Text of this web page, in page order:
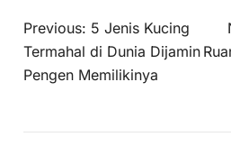
Previous: 5 Jenis Kucing
Termahal di Dunia Dijamin
Pengen Memilikinya